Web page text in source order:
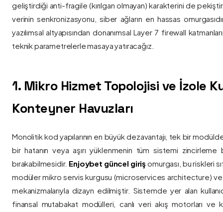
geliştirdiği anti-fragile (kırılgan olmayan) karakterini de
verinin senkronizasyonu, siber ağların en hassas
yazılımsal altyapısından donanımsal Layer 7 firewall
teknik parametrelerle masaya yatıracağız.
1. Mikro Hizmet Topolojisi ve İzole
Konteyner Havuzları
Monolitik kod yapılarının en büyük dezavantajı, tek bir
bir hatanın veya aşırı yüklenmenin tüm sistemi zincirleme
bırakabilmesidir. Enjoybet güncel giriş omurgası, bu riskleri
modüler mikro servis kurgusu (microservices architecture)
mekanizmalarıyla dizayn edilmiştir. Sistemde yer alan
finansal mutabakat modülleri, canlı veri akış motorları ve